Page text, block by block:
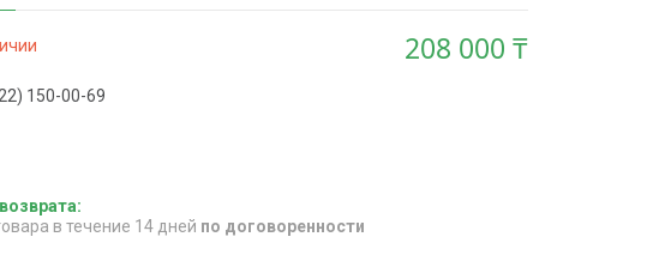
208 000 ₸
150-00-69
в течение 14 дней по договоренности